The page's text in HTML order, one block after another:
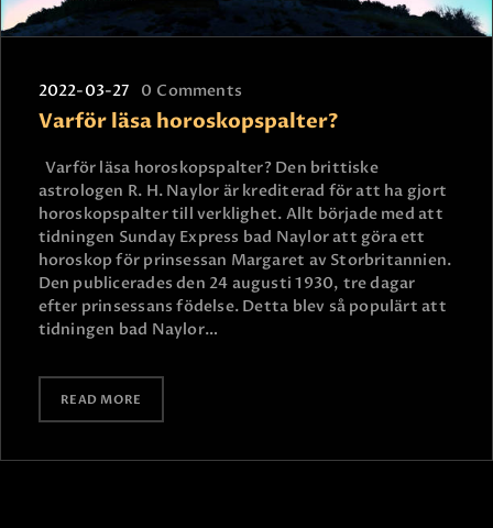
2022-03-27 0 Comments
Varför läsa horoskopspalter?
Varför läsa horoskopspalter? Den brittiske
astrologen R. H. Naylor är krediterad för att ha gjort
horoskopspalter till verklighet. Allt började med att
tidningen Sunday Express bad Naylor att göra ett
horoskop för prinsessan Margaret av Storbritannien.
Den publicerades den 24 augusti 1930, tre dagar
efter prinsessans födelse. Detta blev så populärt att
tidningen bad Naylor…
READ MORE